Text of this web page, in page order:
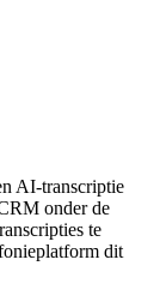
AI-transcriptie
onder de
te
dit